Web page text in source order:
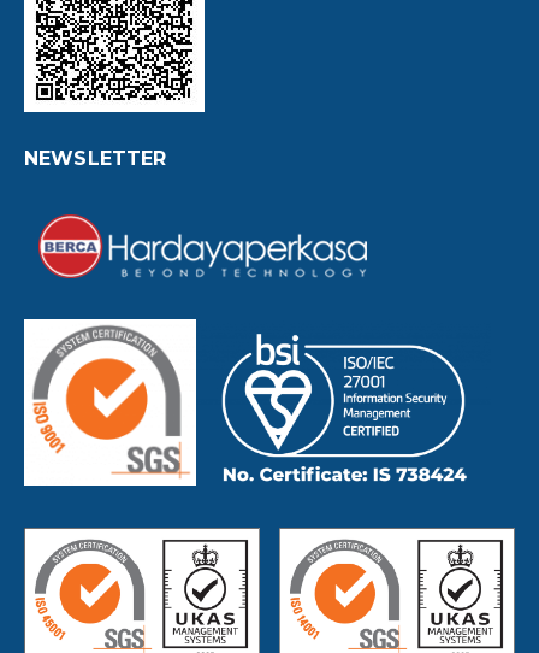
NEWSLETTER